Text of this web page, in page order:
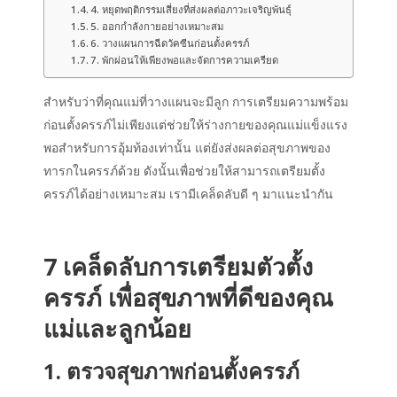
4. หยุดพฤติกรรมเสี่ยงที่ส่งผลต่อภาวะเจริญพันธุ์
5. ออกกำลังกายอย่างเหมาะสม
6. วางแผนการฉีดวัคซีนก่อนตั้งครรภ์
7. พักผ่อนให้เพียงพอและจัดการความเครียด
สำหรับว่าที่คุณแม่ที่วางแผนจะมีลูก การเตรียมความพร้อม
ก่อนตั้งครรภ์ไม่เพียงแต่ช่วยให้ร่างกายของคุณแม่แข็งแรง
พอสำหรับการอุ้มท้องเท่านั้น แต่ยังส่งผลต่อสุขภาพของ
ทารกในครรภ์ด้วย ดังนั้นเพื่อช่วยให้สามารถเตรียมตั้ง
ครรภ์ได้อย่างเหมาะสม เรามีเคล็ดลับดี ๆ มาแนะนำกัน
7 เคล็ดลับการเตรียมตัวตั้ง
ครรภ์ เพื่อสุขภาพที่ดีของคุณ
แม่และลูกน้อย
1. ตรวจสุขภาพก่อนตั้งครรภ์